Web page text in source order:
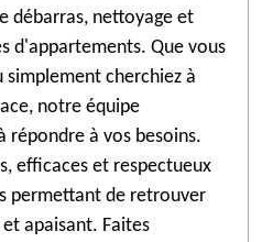
débarras, nettoyage et
d'appartements. Que vous
simplement cherchiez à
notre équipe
répondre à vos besoins.
efficaces et respectueux
permettant de retrouver
et apaisant. Faites